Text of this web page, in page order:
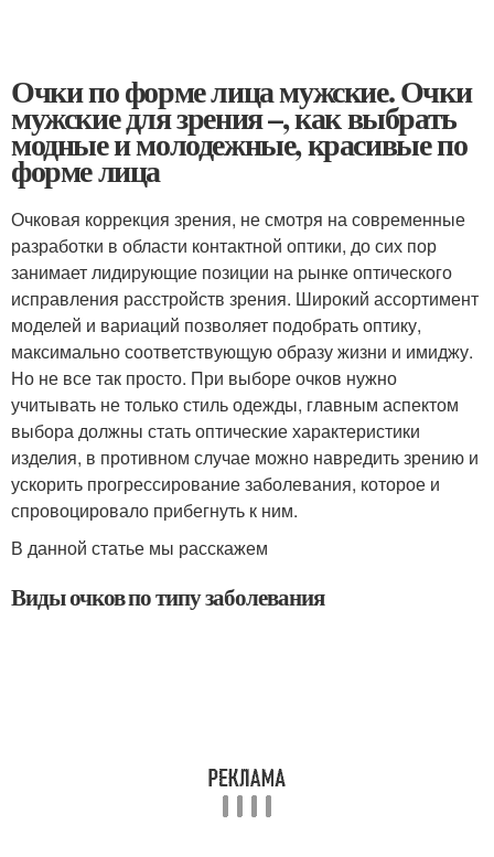
Очки по форме лица мужские. Очки
мужские для зрения –, как выбрать
модные и молодежные, красивые по
форме лица
Очковая коррекция зрения, не смотря на современные
разработки в области контактной оптики, до сих пор
занимает лидирующие позиции на рынке оптического
исправления расстройств зрения. Широкий ассортимент
моделей и вариаций позволяет подобрать оптику,
максимально соответствующую образу жизни и имиджу.
Но не все так просто. При выборе очков нужно
учитывать не только стиль одежды, главным аспектом
выбора должны стать оптические характеристики
изделия, в противном случае можно навредить зрению и
ускорить прогрессирование заболевания, которое и
спровоцировало прибегнуть к ним.
В данной статье мы расскажем
Виды очков по типу заболевания